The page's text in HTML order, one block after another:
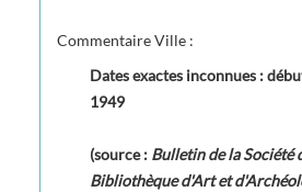
Commentaire Ville :
Dates exactes inconnues :
1949
(source : Bulletin de la Société
Bibliothèque d'Art et